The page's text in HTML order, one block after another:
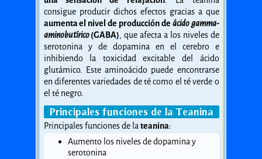
consigue producir dichos efectos gracias a que
aumenta el nivel de producción de ácido gamma-
aminobutírico(GABA), que afecta a los niveles de
serotonina y de dopamina en el cerebro e
inhibiendo la toxicidad excitable del ácido
glutámico. Este aminoácido puede encontrarse
en diferentes variedades de té como el té verde o
el té negro.
Principales funciones de la Teanina
Principales funciones de lateanina:
Aumento los niveles de dopamina y
serotonina